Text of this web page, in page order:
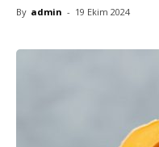
By admin - 19 Ekim 2024